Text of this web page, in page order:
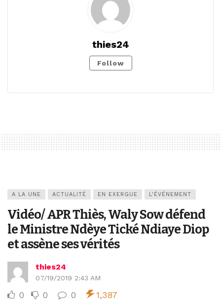
thies24
Follow
A LA UNE ACTUALITÉ EN EXERGUE L'ÉVÉNEMENT
Vidéo/ APR Thiès, Waly Sow défend
le Ministre Ndèye Tické Ndiaye Diop
et assène ses vérités
thies24
07/19/2019 2:43 AM
0 0 0 1,387